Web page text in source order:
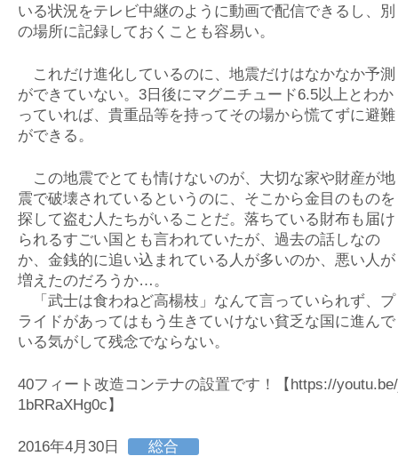
いる状況をテレビ中継のように動画で配信できるし、別
の場所に記録しておくことも容易い。
これだけ進化しているのに、地震だけはなかなか予測
ができていない。3日後にマグニチュード6.5以上とわか
っていれば、貴重品等を持ってその場から慌てずに避難
ができる。
この地震でとても情けないのが、大切な家や財産が地
震で破壊されているというのに、そこから金目のものを
探して盗む人たちがいることだ。落ちている財布も届け
られるすごい国とも言われていたが、過去の話しなの
か、金銭的に追い込まれている人が多いのか、悪い人が
増えたのだろうか…。
「武士は食わねど高楊枝」なんて言っていられず、プ
ライドがあってはもう生きていけない貧乏な国に進んで
いる気がして残念でならない。
40フィート改造コンテナの設置です！
【https://
1bRRaXHg0c】
2016年4月30日 総合